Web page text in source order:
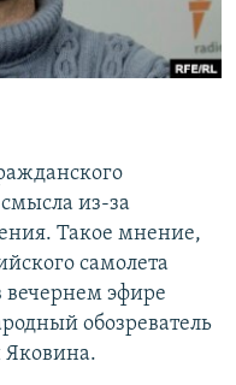
из-за
Такое мнение,
самолета
вечернем эфире
обозреватель
Яковина.